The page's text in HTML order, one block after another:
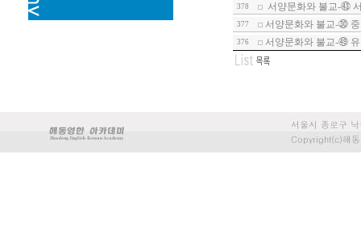
378 서양문화와 불교-㊸
377 서양문화와 불교-㉚
376 서양문화와 불교-㊾